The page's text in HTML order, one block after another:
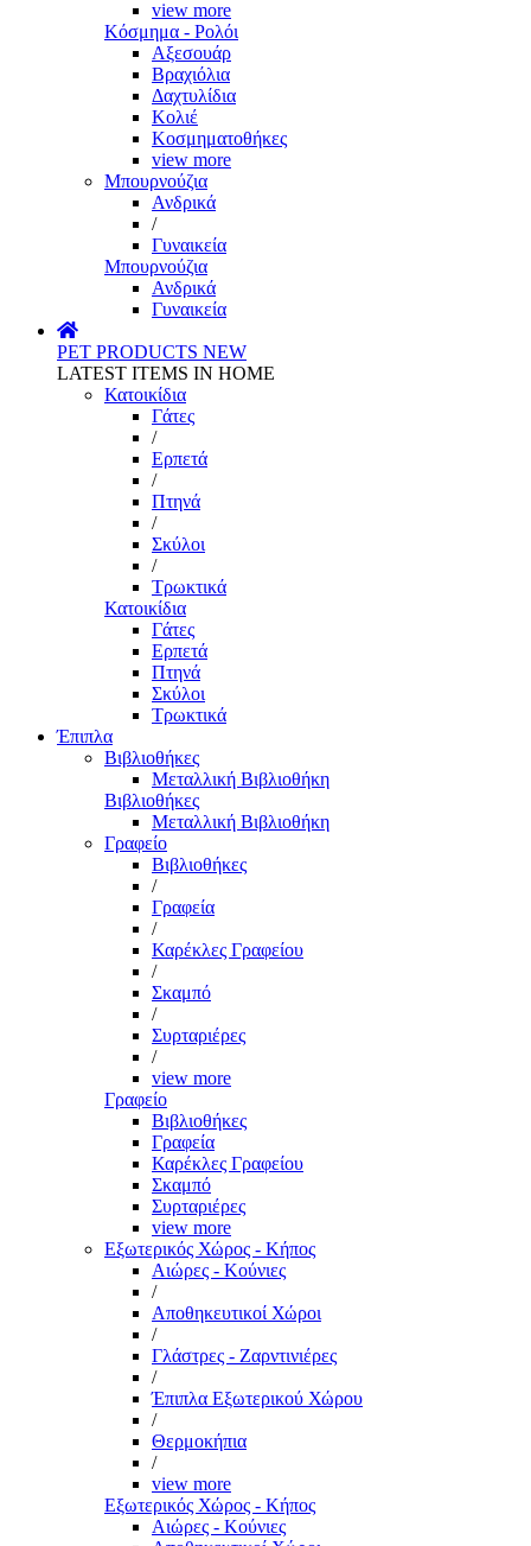
view more
Κόσμημα - Ρολόι
Αξεσουάρ
Βραχιόλια
Δαχτυλίδια
Κολιέ
Κοσμηματοθήκες
view more
Μπουρνούζια
Ανδρικά
/
Γυναικεία
Μπουρνούζια
Ανδρικά
Γυναικεία
PET PRODUCTS NEW
LATEST ITEMS IN HOME
Κατοικίδια
Γάτες
/
Ερπετά
/
Πτηνά
/
Σκύλοι
/
Τρωκτικά
Κατοικίδια
Γάτες
Ερπετά
Πτηνά
Σκύλοι
Τρωκτικά
Έπιπλα
Βιβλιοθήκες
Μεταλλική Βιβλιοθήκη
Βιβλιοθήκες
Μεταλλική Βιβλιοθήκη
Γραφείο
Βιβλιοθήκες
/
Γραφεία
/
Καρέκλες Γραφείου
/
Σκαμπό
/
Συρταριέρες
/
view more
Γραφείο
Βιβλιοθήκες
Γραφεία
Καρέκλες Γραφείου
Σκαμπό
Συρταριέρες
view more
Εξωτερικός Χώρος - Κήπος
Αιώρες - Κούνιες
/
Αποθηκευτικοί Χώροι
/
Γλάστρες - Ζαρντινιέρες
/
Έπιπλα Εξωτερικού Χώρου
/
Θερμοκήπια
/
view more
Εξωτερικός Χώρος - Κήπος
Αιώρες - Κούνιες